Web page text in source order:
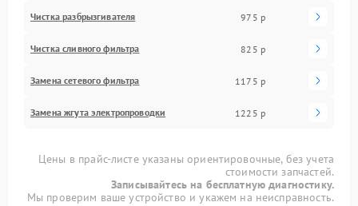
Чистка разбрызгивателя 975 р
Чистка сливного фильтра 825 р
Замена сетевого фильтра 1175 р
Замена жгута электропроводки 1225 р
Цены в прайс-листе указаны ориентировочные, без учета
стоимости запчастей.
Записывайтесь на бесплатную диагностику.
Мы проверим ваше устройство и укажем на неисправность.